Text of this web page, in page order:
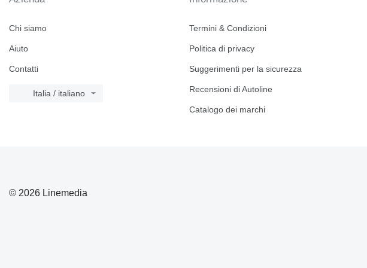
Chi siamo
Aiuto
Contatti
Italia / italiano
Termini & Condizioni
Politica di privacy
Suggerimenti per la sicurezza
Recensioni di Autoline
Catalogo dei marchi
© 2026 Linemedia